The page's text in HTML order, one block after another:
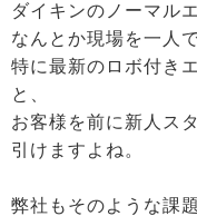
ダイキンのノーマル
なんとか現場を一人
特に最新のロボ付き
と、
お客様を前に新人ス
引けますよね。
弊社もそのような課